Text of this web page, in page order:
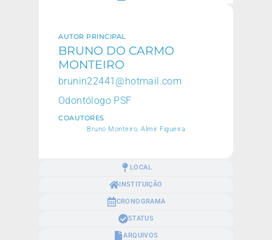
LOCAL
INSTITUIÇÃO
CRONOGRAMA
STATUS
ARQUIVOS
AUTOR PRINCIPAL
BRUNO DO CARMO
MONTEIRO
brunin22441@hotmail.com
Odontólogo PSF
COAUTORES
Bruno Monteiro, Almir Figueira